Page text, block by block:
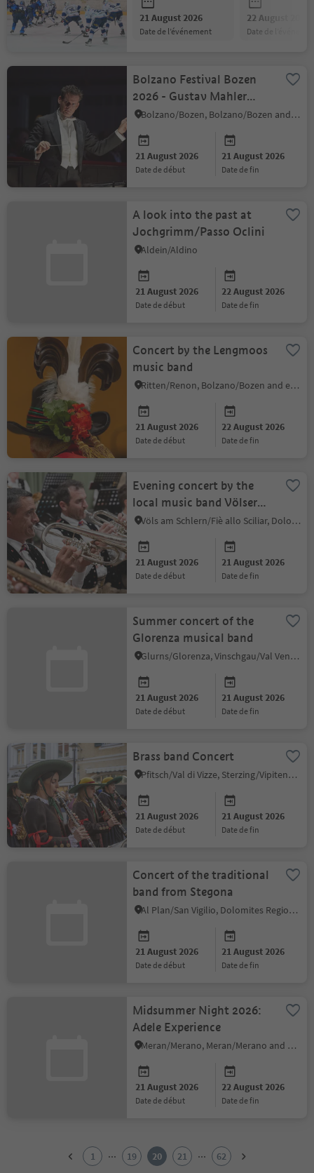
21 August 2026
date de l’événement
22 August 2026
date de
Bolzano Festival Bozen
2026 - Gustav Mahler
Jugendorchester
Bolzano/Bozen, Bolzano/Bozen and environs
21 August 2026
date de début
21 August 2026
date de fin
A look into the past at
Jochgrimm/Passo Oclini
Aldein/Aldino
21 August 2026
date de début
22 August 2026
date de fin
Concert by the Lengmoos
music band
Ritten/Renon, Bolzano/Bozen and environs
21 August 2026
date de début
22 August 2026
date de fin
Evening concert by the
local music band Völser
Aicha
Völs am Schlern/Fiè allo Sciliar, Dolomites Region Seiser Alm
21 August 2026
date de début
21 August 2026
date de fin
Summer concert of the
Glorenza musical band
Glurns/Glorenza, Vinschgau/Val Venosta
21 August 2026
date de début
21 August 2026
date de fin
Brass band Concert
Pfitsch/Val di Vizze, Sterzing/Vipiteno and environs
21 August 2026
date de début
21 August 2026
date de fin
Concert of the traditional
band from Stegona
Al Plan/San Vigilio, Dolomites Region Kronplatz/Plan de Corones
21 August 2026
date de début
21 August 2026
date de fin
Midsummer Night 2026:
Adele Experience
Meran/Merano, Meran/Merano and environs
21 August 2026
date de début
22 August 2026
date de fin
1 ... 19 20 21 ...
62